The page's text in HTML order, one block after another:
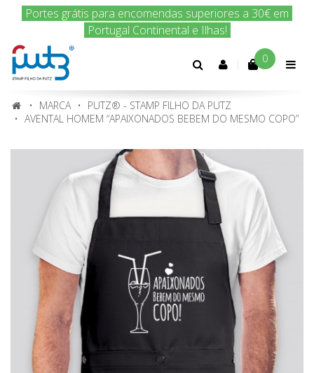
Encomenda hoje e nós enviamos amanhã!
Conta 0
MARCA
PUTZ® - STAMP FILHO DA PUTZ
AVENTAL HOMEM “APAIXONADOS BEBEM DO MESMO COPO”